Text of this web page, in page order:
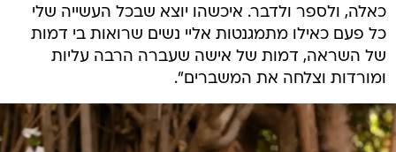
כאלה, ולספר ולדבר. איכשהו יוצא שבכל העשייה שלי
כל פעם כאילו מתמגנטות אליי נשים שרואות בי דמות
של השראה, דמות של אישה שעברה הרבה עליות
ומורדות וצלחה את המשברים".